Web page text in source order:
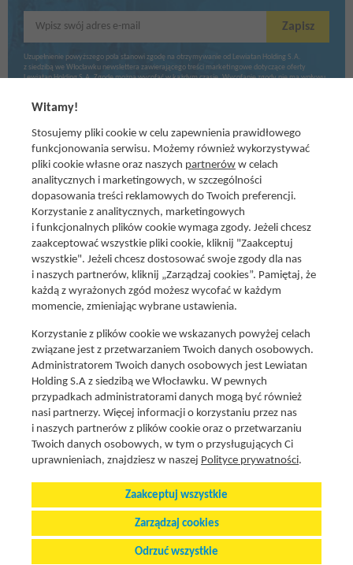
Wpisz swój adres e-mail Zapisz
Uzupełnienie powyższego pola stanowi zgodę na otrzymywanie od Lewiatan Holding S.A.
z siedzibą we Włocławku newslettera zawierającego treści marketingowe dotyczące oferty
Lewiatan Holding S.A. Zgodę można wycofać w każdym czasie. Wycofanie zgody nie ma wpływu
Social media
Znajdź nas na:
Promocje i oferty
Aktualna gazetka
Gotuję z Lewiatanem
Znajdź sklep
Aplikacja Mój Lewiatan
Karta Mój Lewiatan
Fundacja Lewiatan
Regulaminy
Polityka cookies i prywatnosci
Zarządzaj preferencjami plików cookie
Witamy!
Stosujemy pliki cookie w celu zapewnienia prawidłowego
funkcjonowania serwisu. Możemy również wykorzystywać
pliki cookie własne oraz naszych partnerów w celach
analitycznych i marketingowych, w szczególności
dopasowania treści reklamowych do Twoich preferencji.
Korzystanie z analitycznych, marketingowych
i funkcjonalnych plików cookie wymaga zgody. Jeżeli chcesz
zaakceptować wszystkie pliki cookie, kliknij "Zaakceptuj
wszystkie". Jeżeli chcesz dostosować swoje zgody dla nas
i naszych partnerów, kliknij „Zarządzaj cookies”. Pamiętaj, że
każdą z wyrażonych zgód możesz wycofać w każdym
momencie, zmieniając wybrane ustawienia.
Korzystanie z plików cookie we wskazanych powyżej celach
związane jest z przetwarzaniem Twoich danych osobowych.
Administratorem Twoich danych osobowych jest Lewiatan
Holding S.A z siedzibą we Włocławku. W pewnych
przypadkach administratorami danych mogą być również
nasi partnerzy. Więcej informacji o korzystaniu przez nas
i naszych partnerów z plików cookie oraz o przetwarzaniu
Twoich danych osobowych, w tym o przysługujących Ci
uprawnieniach, znajdziesz w naszej Polityce prywatności.
Zaakceptuj wszystkie
Zarządzaj cookies
Odrzuć wszystkie